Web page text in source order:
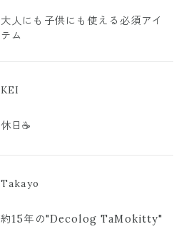
大人にも子供にも使える必須アイ
テム
KEI
休日☕️
Takayo
約15年の"Decolog TaMokitty"